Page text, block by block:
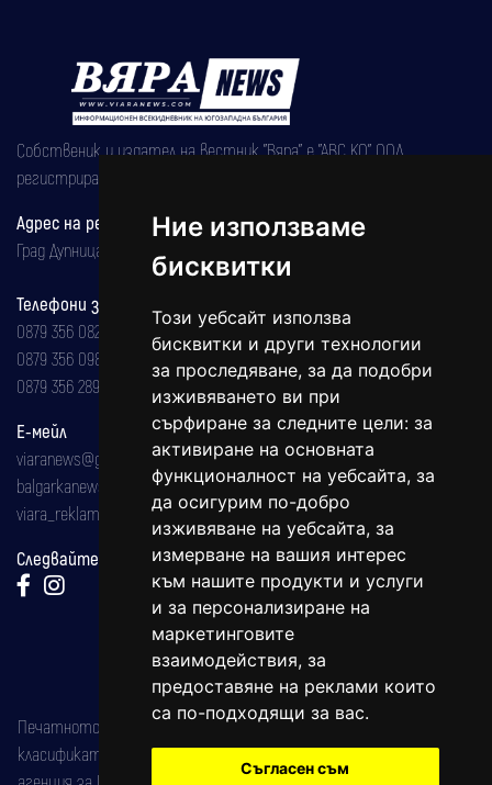
Ние използваме
бисквитки
Този уебсайт използва
бисквитки и други технологии
за проследяване, за да подобри
изживяването ви при
сърфиране за следните цели: за
активиране на основната
функционалност на уебсайта, за
да осигурим по-добро
изживяване на уебсайта, за
измерване на вашия интерес
към нашите продукти и услуги
и за персонализиране на
маркетинговите
взаимодействия, за
предоставяне на реклами които
са по-подходящи за вас.
Съгласен съм
Собственик и издател на вестник "Вяра" е "АВС КО" ООД,
регистрирана на 08.05.2002 година.
Адрес на редакцията
Град Дупница, ул.''Христо Ботев" 43
Телефони за реклама и абонаменти
0879 356 082
0879 356 098
0879 356 289
Е-мейл
viaranews@gmail.com
balgarkanews@gmail.com
viara_reklama@mail.bg
Следвайте ни:
Печатното издание на вестника е регистрирано в националния
класификатор на печатните издания (Българска национална